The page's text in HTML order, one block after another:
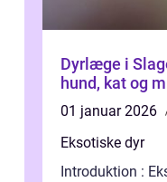
Dyrlæge i
hund, kat og
01 januar 2026
Eksotiske dyr
Introduktion :